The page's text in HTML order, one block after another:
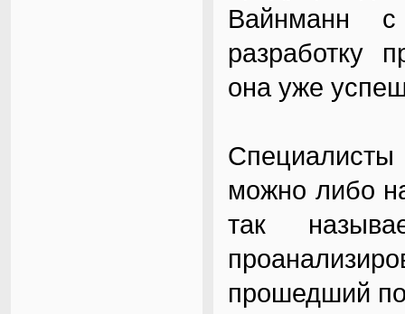
Вайнманн с
разработку
она уже
можно либо
так
прошедший